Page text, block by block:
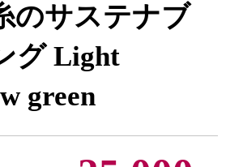
のサステナブ
グ Light
green